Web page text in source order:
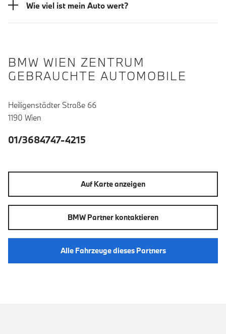
Wie viel ist mein Auto wert?
BMW WIEN ZENTRUM
GEBRAUCHTE AUTOMOBILE
Heiligenstädter Straße 66
1190 Wien
01/3684747-4215
Auf Karte anzeigen
BMW Partner kontaktieren
Alle Fahrzeuge dieses Partners